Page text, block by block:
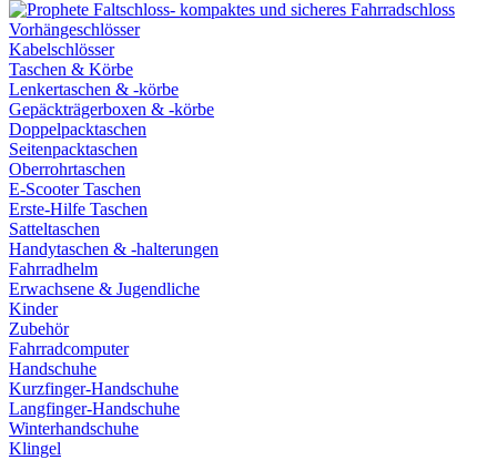
Vorhängeschlösser
Kabelschlösser
Taschen & Körbe
Lenkertaschen & -körbe
Gepäckträgerboxen & -körbe
Doppelpacktaschen
Seitenpacktaschen
Oberrohrtaschen
E-Scooter Taschen
Erste-Hilfe Taschen
Satteltaschen
Handytaschen & -halterungen
Fahrradhelm
Erwachsene & Jugendliche
Kinder
Zubehör
Fahrradcomputer
Handschuhe
Kurzfinger-Handschuhe
Langfinger-Handschuhe
Winterhandschuhe
Klingel